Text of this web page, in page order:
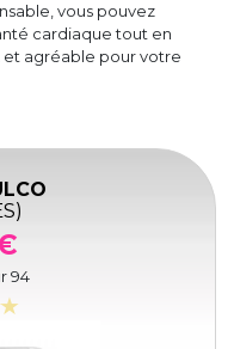
vous pouvez
cardiaque tout en
agréable pour votre
94